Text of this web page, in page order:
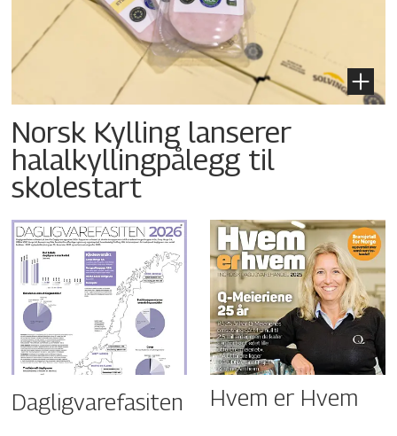
Norsk Kylling lanserer
halalkyllingpålegg til
skolestart
Dagligvarefasiten Hvem er Hvem